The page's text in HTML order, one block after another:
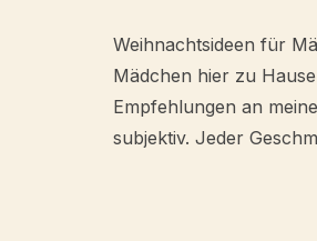
Weihnachtsideen für
Mädchen hier zu
Empfehlungen an
subjektiv. Jeder